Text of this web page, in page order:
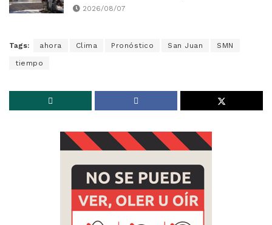
2026/08/07
Tags: ahora Clima Pronóstico San Juan SMN
tiempo